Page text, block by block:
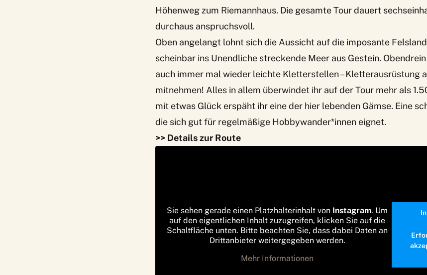
Höhenweg zum Riemannhaus. Die gesamte Tour dauert
durchaus anspruchsvoll.
Oben angelangt lohnt sich die Aussicht auf die imposante
scheinbar ins Unendliche streckende Meer aus Gestein.
auch immer mal wieder leichte Kletterstellen – Kletterausrüstung
mitnehmen! Alles in allem überwindet ihr auf der Tour mehr als
mit etwas Glück erspäht ihr eine der hier lebenden Gämse. Eine
die sich gut für regelmäßige Hobbywander*innen eignet.
>> Details zur Route
Sie sehen gerade einen Platzhalterinhalt von Instagram. Um
auf den eigentlichen Inhalt zuzugreifen, klicken Sie auf die
Schaltfläche unten. Bitte beachten Sie, dass dabei Daten an
Drittanbieter weitergegeben werden.
Mehr Informationen